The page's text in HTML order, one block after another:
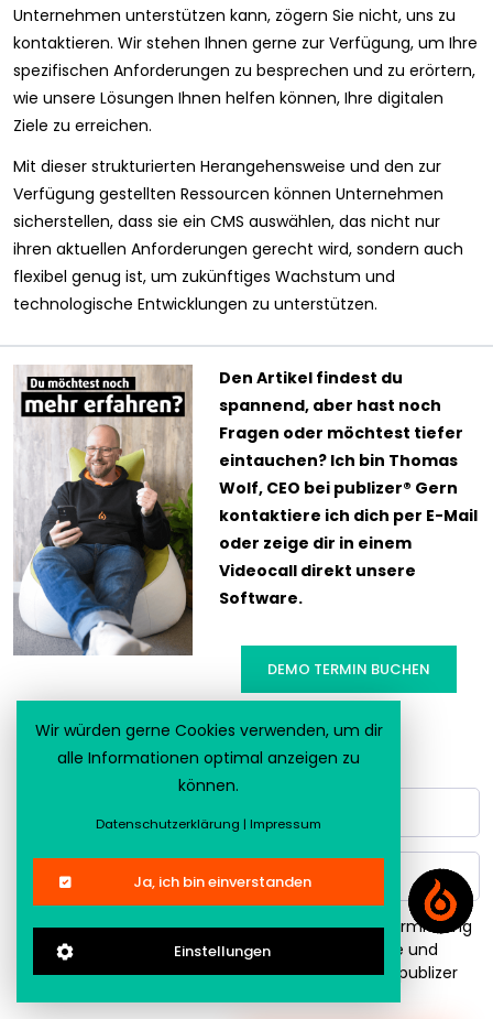
Unternehmen unterstützen kann, zögern Sie nicht, uns zu
kontaktieren. Wir stehen Ihnen gerne zur Verfügung, um Ihre
spezifischen Anforderungen zu besprechen und zu erörtern,
wie unsere Lösungen Ihnen helfen können, Ihre digitalen
Ziele zu erreichen.
Mit dieser strukturierten Herangehensweise und den zur
Verfügung gestellten Ressourcen können Unternehmen
sicherstellen, dass sie ein CMS auswählen, das nicht nur
ihren aktuellen Anforderungen gerecht wird, sondern auch
flexibel genug ist, um zukünftiges Wachstum und
technologische Entwicklungen zu unterstützen.
Den Artikel findest du
spannend, aber hast noch
Fragen oder möchtest tiefer
eintauchen? Ich bin Thomas
Wolf, CEO bei publizer® Gern
kontaktiere ich dich per E-Mail
oder zeige dir in einem
Videocall direkt unsere
Software.
DEMO TERMIN BUCHEN
oder
Ich stimme der Übermittlung
meiner Anfrage und
Kontaktdaten an publizer
Wir würden gerne Cookies verwenden, um dir
alle Informationen optimal anzeigen zu
können.
Datenschutzerklärung |Impressum
Ja, ich bin einverstanden
Einstellungen